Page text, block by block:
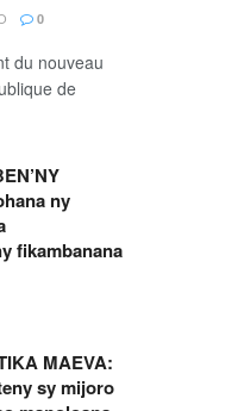
0
du nouveau
de
ny
fikambanana
MAEVA:
sy mijoro